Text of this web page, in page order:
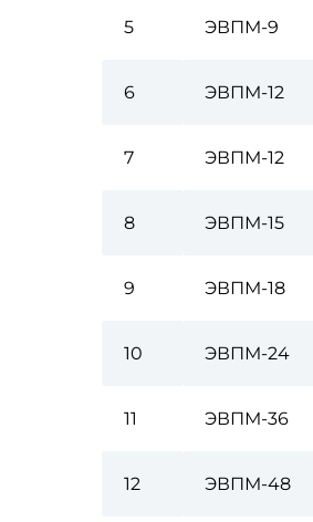
5 ЭВПМ-9
6 ЭВПМ-12
7 ЭВПМ-12
8 ЭВПМ-15
9 ЭВПМ-18
10 ЭВПМ-24
11 ЭВПМ-36
12 ЭВПМ-48